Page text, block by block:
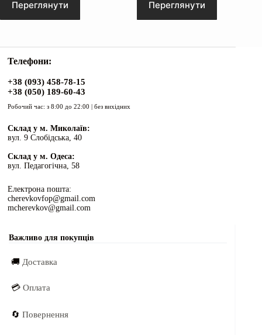
Переглянути Переглянути
Телефони:
+38 (093) 458-78-15
+38 (050) 189-60-43
Робочий час: з 8:00 до 22:00 | без вихідних
Склад у м. Миколаїв:
вул. 9 Слобідська, 40
Склад у м. Одеса:
вул. Педагогічна, 58
Електрона пошта:
cherevkovfop@gmail.com
mcherevkov@gmail.com
Важливо для покупців
🚚Доставка
💳Оплата
🔄Повернення